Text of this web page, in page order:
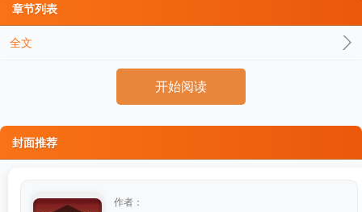
章节列表
全文
开始阅读
封面推荐
作者：